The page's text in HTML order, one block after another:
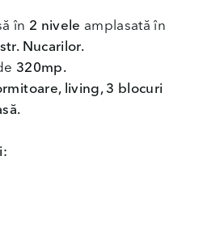
în 2 nivele amplasată în
Nucarilor.
320mp.
living, 3 blocuri